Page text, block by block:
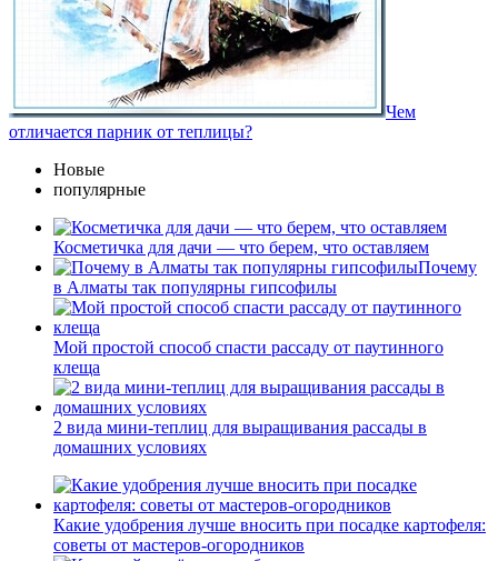
Чем
отличается парник от теплицы?
Новые
популярные
Косметичка для дачи — что берем, что оставляем
Почему
в Алматы так популярны гипсофилы
Мой простой способ спасти рассаду от паутинного
клеща
2 вида мини-теплиц для выращивания рассады в
домашних условиях
Какие удобрения лучше вносить при посадке картофеля:
советы от мастеров-огородников